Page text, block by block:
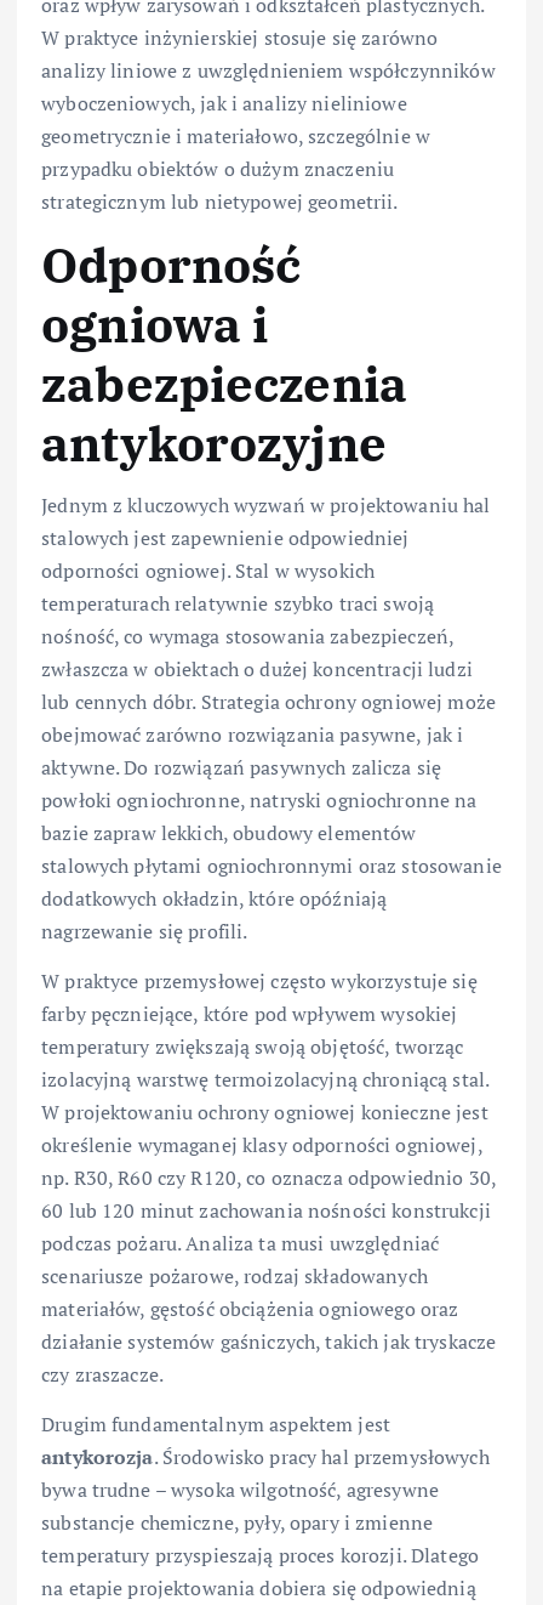
W praktyce inżynierskiej stosuje się zarówno
analizy liniowe z uwzględnieniem współczynników
wyboczeniowych, jak i analizy nieliniowe
geometrycznie i materiałowo, szczególnie w
przypadku obiektów o dużym znaczeniu
strategicznym lub nietypowej geometrii.
Odporność
ogniowa i
zabezpieczenia
antykorozyjne
Jednym z kluczowych wyzwań w projektowaniu hal
stalowych jest zapewnienie odpowiedniej
odporności ogniowej. Stal w wysokich
temperaturach relatywnie szybko traci swoją
nośność, co wymaga stosowania zabezpieczeń,
zwłaszcza w obiektach o dużej koncentracji ludzi
lub cennych dóbr. Strategia ochrony ogniowej może
obejmować zarówno rozwiązania pasywne, jak i
aktywne. Do rozwiązań pasywnych zalicza się
powłoki ogniochronne, natryski ogniochronne na
bazie zapraw lekkich, obudowy elementów
stalowych płytami ogniochronnymi oraz stosowanie
dodatkowych okładzin, które opóźniają
nagrzewanie się profili.
W praktyce przemysłowej często wykorzystuje się
farby pęczniejące, które pod wpływem wysokiej
temperatury zwiększają swoją objętość, tworząc
izolacyjną warstwę termoizolacyjną chroniącą stal.
W projektowaniu ochrony ogniowej konieczne jest
określenie wymaganej klasy odporności ogniowej,
np. R30, R60 czy R120, co oznacza odpowiednio 30,
60 lub 120 minut zachowania nośności konstrukcji
podczas pożaru. Analiza ta musi uwzględniać
scenariusze pożarowe, rodzaj składowanych
materiałów, gęstość obciążenia ogniowego oraz
działanie systemów gaśniczych, takich jak tryskacze
czy zraszacze.
Drugim fundamentalnym aspektem jest
antykorozja. Środowisko pracy hal przemysłowych
bywa trudne – wysoka wilgotność, agresywne
substancje chemiczne, pyły, opary i zmienne
temperatury przyspieszają proces korozji. Dlatego
na etapie projektowania dobiera się odpowiednią